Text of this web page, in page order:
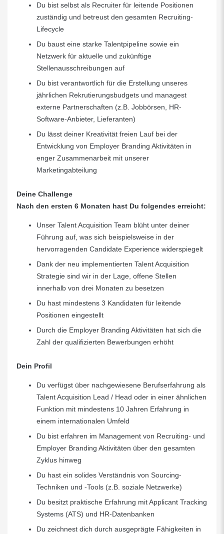
Du bist selbst als Recruiter für leitende Positionen
zuständig und betreust den gesamten Recruiting-
Lifecycle
Du baust eine starke Talentpipeline sowie ein
Netzwerk für aktuelle und zukünftige
Stellenausschreibungen auf
Du bist verantwortlich für die Erstellung unseres
jährlichen Rekrutierungsbudgets und managest
externe Partnerschaften (z.B. Jobbörsen, HR-
Software-Anbieter, Lieferanten)
Du lässt deiner Kreativität freien Lauf bei der
Entwicklung von Employer Branding Aktivitäten in
enger Zusammenarbeit mit unserer
Marketingabteilung
Deine Challenge
Nach den ersten 6 Monaten hast Du folgendes erreicht:
Unser Talent Acquisition Team blüht unter deiner
Führung auf, was sich beispielsweise in der
hervorragenden Candidate Experience widerspiegelt
Dank der neu implementierten Talent Acquisition
Strategie sind wir in der Lage, offene Stellen
innerhalb von drei Monaten zu besetzen
Du hast mindestens 3 Kandidaten für leitende
Positionen eingestellt
Durch die Employer Branding Aktivitäten hat sich die
Zahl der qualifizierten Bewerbungen erhöht
Dein Profil
Du verfügst über nachgewiesene Berufserfahrung als
Talent Acquisition Lead / Head oder in einer ähnlichen
Funktion mit mindestens 10 Jahren Erfahrung in
einem internationalen Umfeld
Du bist erfahren im Management von Recruiting- und
Employer Branding Aktivitäten über den gesamten
Zyklus hinweg
Du hast ein solides Verständnis von Sourcing-
Techniken und -Tools (z.B. soziale Netzwerke)
Du besitzt praktische Erfahrung mit Applicant Tracking
Systems (ATS) und HR-Datenbanken
Du zeichnest dich durch ausgeprägte Fähigkeiten in